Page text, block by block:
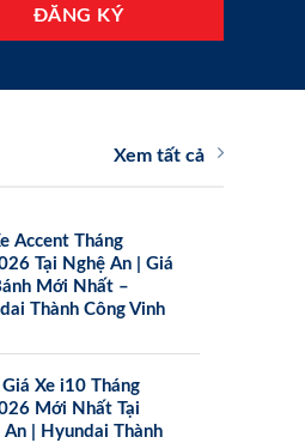
Xem tất cả
Accent Tháng
Tại Nghệ An | Giá
Mới Nhất –
Thành Công Vinh
Giá Xe i10 Tháng
Mới Nhất Tại
An | Hyundai Thành